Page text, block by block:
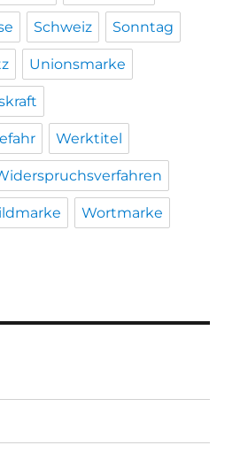
Schweiz Sonntag
Unionsmarke
Werktitel
Wortmarke